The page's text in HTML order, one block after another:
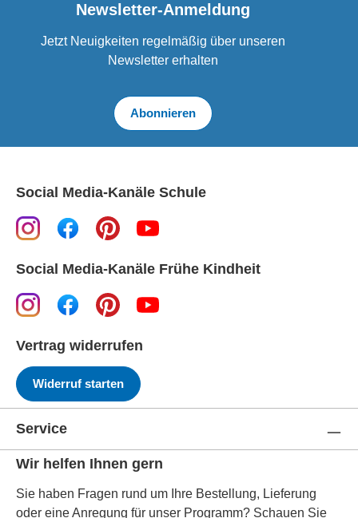
Newsletter-Anmeldung
Jetzt Neuigkeiten regelmäßig über unseren
Newsletter erhalten
Abonnieren
Social Media-Kanäle Schule
Social Media-Kanäle Frühe Kindheit
Vertrag widerrufen
Widerruf starten
Service
Wir helfen Ihnen gern
Sie haben Fragen rund um Ihre Bestellung, Lieferung
oder eine Anregung für unser Programm? Schauen Sie